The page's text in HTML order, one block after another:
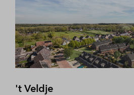
't Veldje